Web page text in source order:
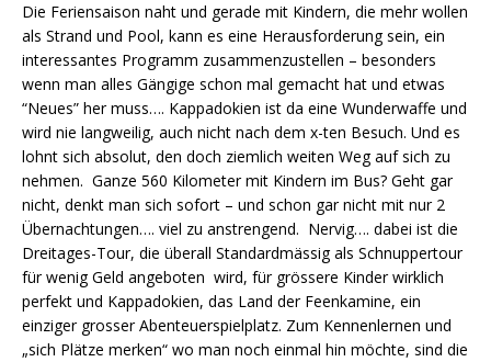
Die Feriensaison naht und gerade mit Kindern, die mehr wollen
als Strand und Pool, kann es eine Herausforderung sein, ein
interessantes Programm zusammenzustellen – besonders
wenn man alles Gängige schon mal gemacht hat und etwas
“Neues” her muss…. Kappadokien ist da eine Wunderwaffe und
wird nie langweilig, auch nicht nach dem x-ten Besuch. Und es
lohnt sich absolut, den doch ziemlich weiten Weg auf sich zu
nehmen. Ganze 560 Kilometer mit Kindern im Bus? Geht gar
nicht, denkt man sich sofort – und schon gar nicht mit nur 2
Übernachtungen…. viel zu anstrengend. Nervig…. dabei ist die
Dreitages-Tour, die überall Standardmässig als Schnuppertour
für wenig Geld angeboten wird, für grössere Kinder wirklich
perfekt und Kappadokien, das Land der Feenkamine, ein
einziger grosser Abenteuerspielplatz. Zum Kennenlernen und
„sich Plätze merken“ wo man noch einmal hin möchte, sind die